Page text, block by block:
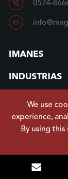
 0574-

IMANES
INDUSTRIAS
ENLACES
Souwest
que cubría
We use
experience,
By using